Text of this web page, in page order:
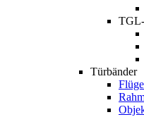
Türbänder